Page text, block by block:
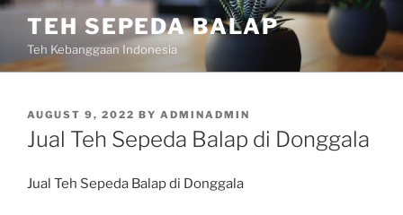
Skip
content
TEH SEPEDA BALAP
Teh Kebanggaan Indonesia
POSTED
ON
AUGUST 9, 2022 BY ADMINADMIN
Jual Teh Sepeda Balap di Donggala
Jual Teh Sepeda Balap di Donggala